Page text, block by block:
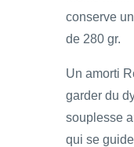
conserve
de 280 gr.
Un amorti
garder du
souplesse
qui se